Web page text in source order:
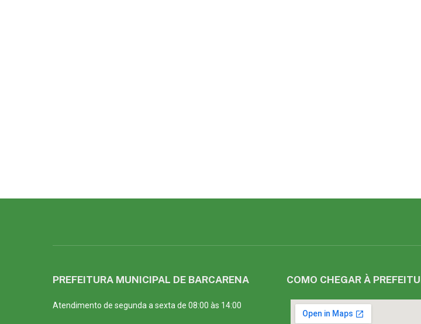
PREFEITURA MUNICIPAL DE BARCARENA
Atendimento de segunda a sexta de 08:00 às 14:00
COMO CHEGAR À